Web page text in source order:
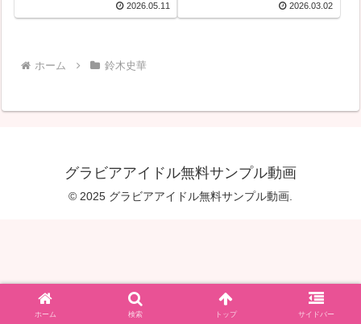
2026.05.11 2026.03.02
ホーム 鈴木史華
グラビアアイドル無料サンプル動画
© 2025 グラビアアイドル無料サンプル動画.
ホーム 検索 トップ サイドバー